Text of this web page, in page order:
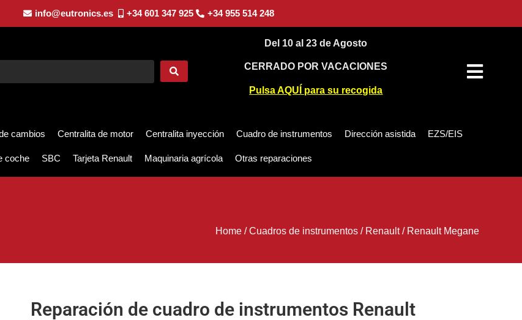
info@eutronics.es +34 601 347 925 +34 955 514 248
Del 10 al 23 de Agosto
CERRADO POR VACACIONES
Pulsa AQUÍ para su recogida
cambios Centralita de motor Centralita inyección Cuadro de instrumentos Dirección asistida EZS/EIS
coche SBC Tarjeta Renault Maquinaria agrícola Otras reparaciones
Home /Cuadros de instrumentos / Renault/ Renault Megane
Reparación de cuadro de instrumentos Renault